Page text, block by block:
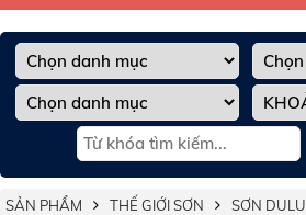
SẢN PHẨM THẾ GIỚI SƠN SƠN